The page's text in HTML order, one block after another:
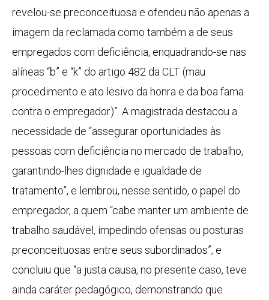
revelou-se preconceituosa e ofendeu não apenas a
imagem da reclamada como também a de seus
empregados com deficiência, enquadrando-se nas
alíneas “b” e “k” do artigo 482 da CLT (mau
procedimento e ato lesivo da honra e da boa fama
contra o empregador)”. A magistrada destacou a
necessidade de “assegurar oportunidades às
pessoas com deficiência no mercado de trabalho,
garantindo-lhes dignidade e igualdade de
tratamento”, e lembrou, nesse sentido, o papel do
empregador, a quem “cabe manter um ambiente de
trabalho saudável, impedindo ofensas ou posturas
preconceituosas entre seus subordinados”, e
concluiu que “a justa causa, no presente caso, teve
ainda caráter pedagógico, demonstrando que